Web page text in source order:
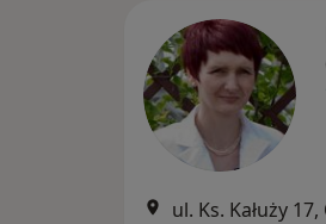
ul. Ks. Kałuży